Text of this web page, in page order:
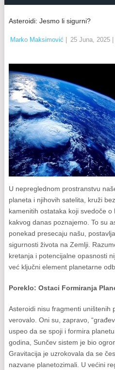
Asteroidi: Jesmo li sigurni?
Marko Maksimović 25 Juna, 2025|
U nepreglednom prostranstvu
planeta i njihovih satelita, kruži
kamenitih ostataka koji svedoče
kakvog danas poznajemo. To su
ponekad presecaju našu,
sigurnosti života na Zemlji.
kretanja i potencijalne opasnosti
već ključni element planetarne
Poreklo: Ostaci Formiranja
Asteroidi nisu fragmenti uništenih
verovalo. Oni su, zapravo,
uspeo da se spoji i formira
godina, Sunčev sistem je bio
Gravitacija je uzrokovala da se
nazvane planetozimali. U većini